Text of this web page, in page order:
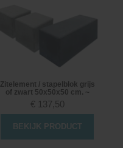
Zitelement / stapelblok grijs
of zwart 50x50x50 cm. ~
€ 137,50
BEKIJK PRODUCT